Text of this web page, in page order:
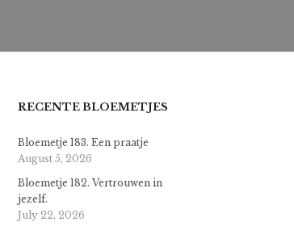
RECENTE BLOEMETJES
Bloemetje 183. Een praatje
August 5, 2026
Bloemetje 182. Vertrouwen in
jezelf.
July 22, 2026